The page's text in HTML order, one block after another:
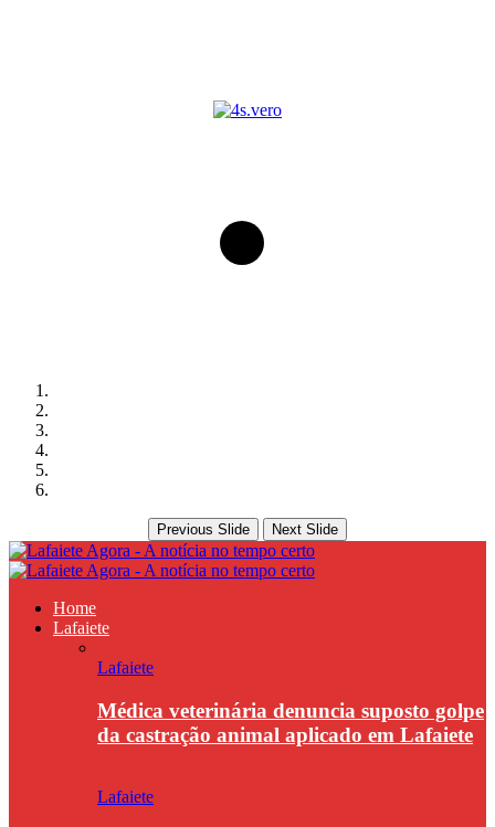
Previous Slide Next Slide
Home
Lafaiete
Lafaiete
Médica veterinária denuncia suposto golpe
da castração animal aplicado em Lafaiete
Lafaiete